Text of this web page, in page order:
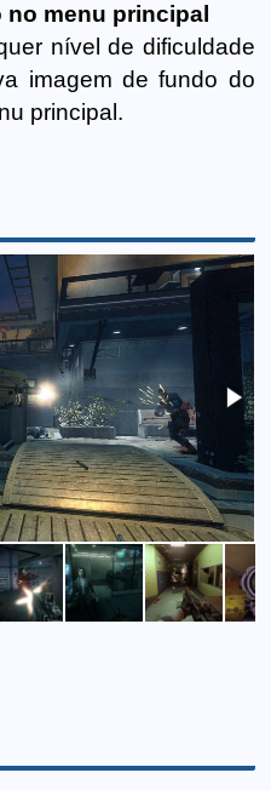
menu principal
nível de dificuldade
imagem de fundo do
principal.